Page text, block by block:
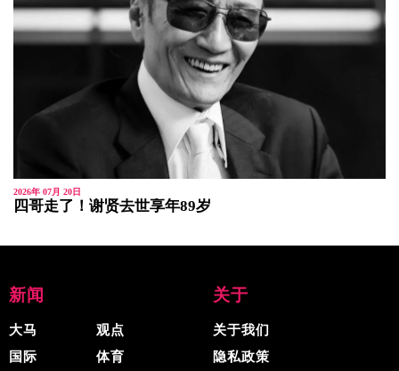
2026年 07月 20日
四哥走了！谢贤去世享年89岁
新闻
大马
国际
观点
体育
关于
关于我们
隐私政策